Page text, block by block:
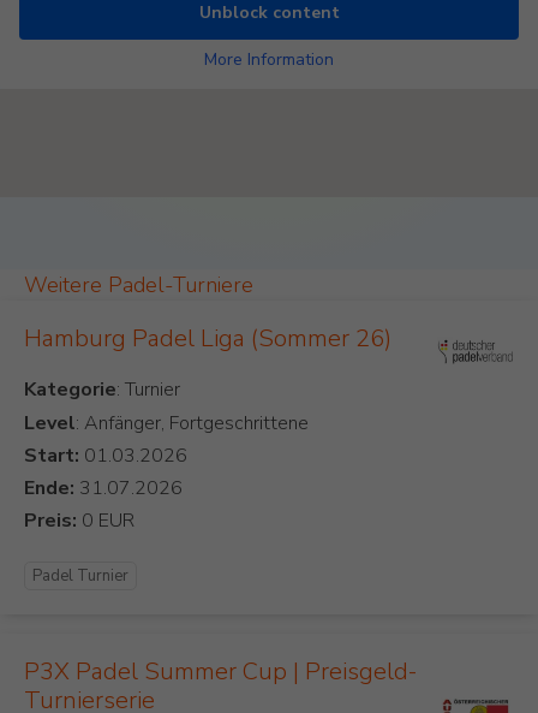
Unblock content
More Information
Weitere Padel-Turniere
Hamburg Padel Liga (Sommer 26)
Kategorie
Level: Anfänger, Fortgeschrittene
Start:
Ende:
Preis:
Padel Turnier
P3X Padel Summer Cup | Preisgeld-
Turnierserie